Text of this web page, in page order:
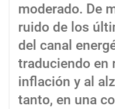
moderado. De
ruido de los
del canal
traduciendo en
inflación y al
tanto, en una